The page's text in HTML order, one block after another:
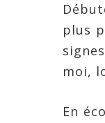
plus
moi,
En